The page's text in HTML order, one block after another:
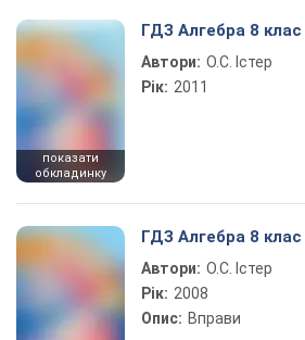
показати
обкладинку
ГДЗ Алгебра 8 клас
Автори: О.С. Істер
Рік: 2011
ГДЗ Алгебра 8 клас
Автори: О.С. Істер
Рік: 2008
Опис: Вправи